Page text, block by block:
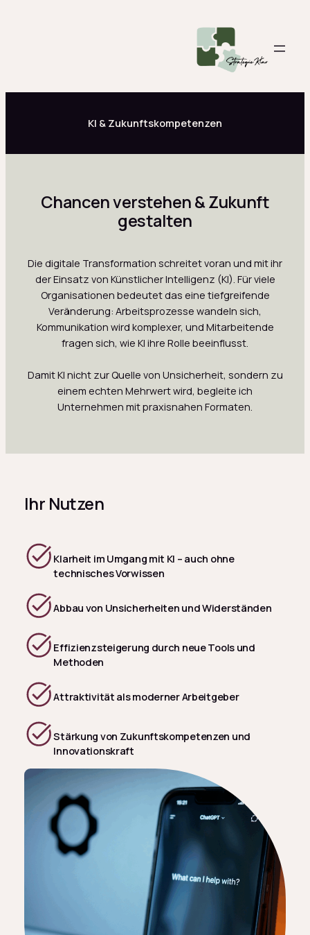
KI & Zukunftskompetenzen
Chancen verstehen & Zukunft
gestalten
Die digitale Transformation schreitet voran und mit ihr
der Einsatz von Künstlicher Intelligenz (KI). Für viele
Organisationen bedeutet das eine tiefgreifende
Veränderung: Arbeitsprozesse wandeln sich,
Kommunikation wird komplexer, und Mitarbeitende
fragen sich, wie KI ihre Rolle beeinflusst.
Damit KI nicht zur Quelle von Unsicherheit, sondern zu
einem echten Mehrwert wird, begleite ich
Unternehmen mit praxisnahen Formaten.
Ihr Nutzen
Klarheit im Umgang mit KI – auch ohne
technisches Vorwissen
Abbau von Unsicherheiten und Widerständen
Effizienzsteigerung durch neue Tools und
Methoden
Attraktivität als moderner Arbeitgeber
Stärkung von Zukunftskompetenzen und
Innovationskraft